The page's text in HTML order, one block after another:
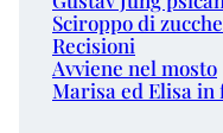
Sciroppo di
Recisioni
Avviene nel mosto
Marisa ed Elisa in